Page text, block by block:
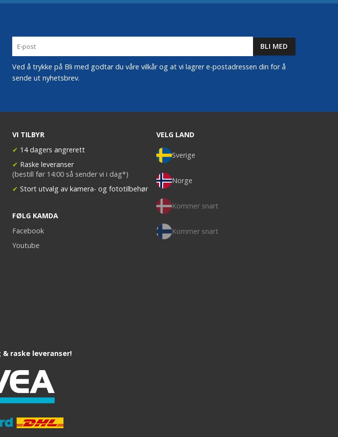
Ved å trykke på Bli med godtar du våre vilkår og at vi lagrer e-postadressen din for å
sende ut nyhetsbrev.
VI TILBYR
✔ 14 dagers angrerett
✔ Raske leveranser
(bestill før 14:00 så sender vi i dag*)
✔ Stort utvalg av kamera- og fototilbehør
FØLG KAMDA
Facebook
Youtube
VELG LAND
Sverige
Norge
Kommer snart
Kommer snart
raske leveranser!